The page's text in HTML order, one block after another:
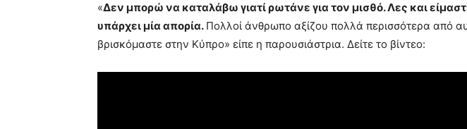
«Δεν μπορώ να καταλάβω γιατί ρωτάνε για τον μισθό. Λες και
υπάρχει μία απορία. Πολλοί άνθρωπο αξίζου πολλά περισσότερα από
βρισκόμαστε στην Κύπρο» είπε η παρουσιάστρια. Δείτε το βίντεο: